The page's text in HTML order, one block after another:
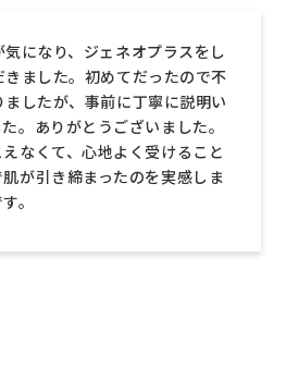
気になり、ジェネオプラスをし
きました。初めてだったので不
ましたが、事前に丁寧に説明い
。ありがとうございました。
なくて、心地よく受けること
が引き締まったのを実感しま
。